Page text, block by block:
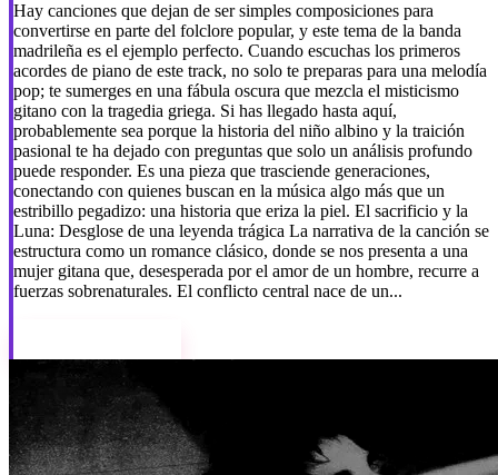
Hay canciones que dejan de ser simples composiciones para
convertirse en parte del folclore popular, y este tema de la banda
madrileña es el ejemplo perfecto. Cuando escuchas los primeros
acordes de piano de este track, no solo te preparas para una melodía
pop; te sumerges en una fábula oscura que mezcla el misticismo
gitano con la tragedia griega. Si has llegado hasta aquí,
probablemente sea porque la historia del niño albino y la traición
pasional te ha dejado con preguntas que solo un análisis profundo
puede responder. Es una pieza que trasciende generaciones,
conectando con quienes buscan en la música algo más que un
estribillo pegadizo: una historia que eriza la piel. El sacrificio y la
Luna: Desglose de una leyenda trágica La narrativa de la canción se
estructura como un romance clásico, donde se nos presenta a una
mujer gitana que, desesperada por el amor de un hombre, recurre a
fuerzas sobrenaturales. El conflicto central nace de un...